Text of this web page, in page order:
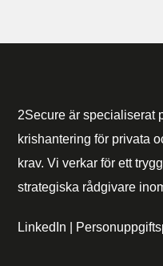
2Secure är specialiserat
krishantering för privata
krav. Vi verkar för ett
strategiska rådgivare
LinkedIn